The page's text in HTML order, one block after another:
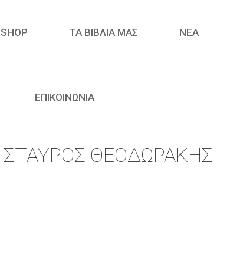
SHOP ΤΑ ΒΙΒΛΙΑ ΜΑΣ ΝΈΑ
ΕΠΙΚΟΙΝΩΝΙΑ
ΣΤΑΎΡΟΣ ΘΕΟΔΩΡΆΚΗΣ